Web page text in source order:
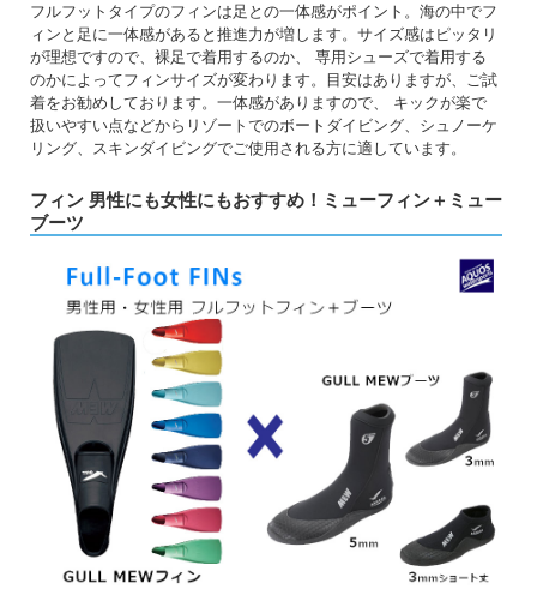
フルフットタイプのフィンは足との一体感がポイント。海の中でフ
ィンと足に一体感があると推進力が増します。サイズ感はピッタリ
が理想ですので、裸足で着用するのか、 専用シューズで着用する
のかによってフィンサイズが変わります。目安はありますが、ご試
着をお勧めしております。一体感がありますので、 キックが楽で
扱いやすい点などからリゾートでのボートダイビング、シュノーケ
リング、スキンダイビングでご使用される方に適しています。
フィン 男性にも女性にもおすすめ！ミューフィン＋ミュー
ブーツ